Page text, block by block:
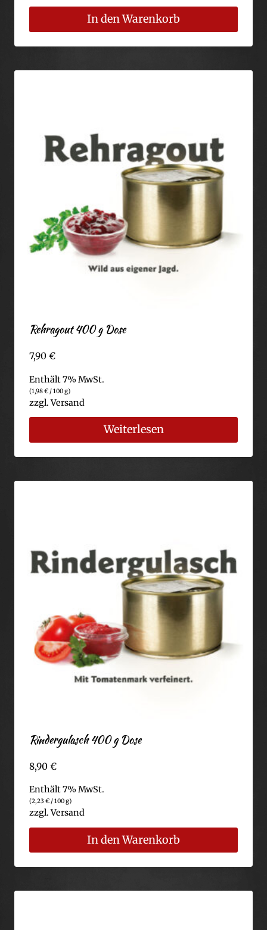
In den Warenkorb
Rehragout 400 g Dose
7,90 €
Enthält 7% MwSt.
(1,98€ / 100 g)
zzgl.Versand
Weiterlesen
Rindergulasch 400 g Dose
8,90 €
Enthält 7% MwSt.
(2,23 € / 100 g)
zzgl.Versand
In den Warenkorb